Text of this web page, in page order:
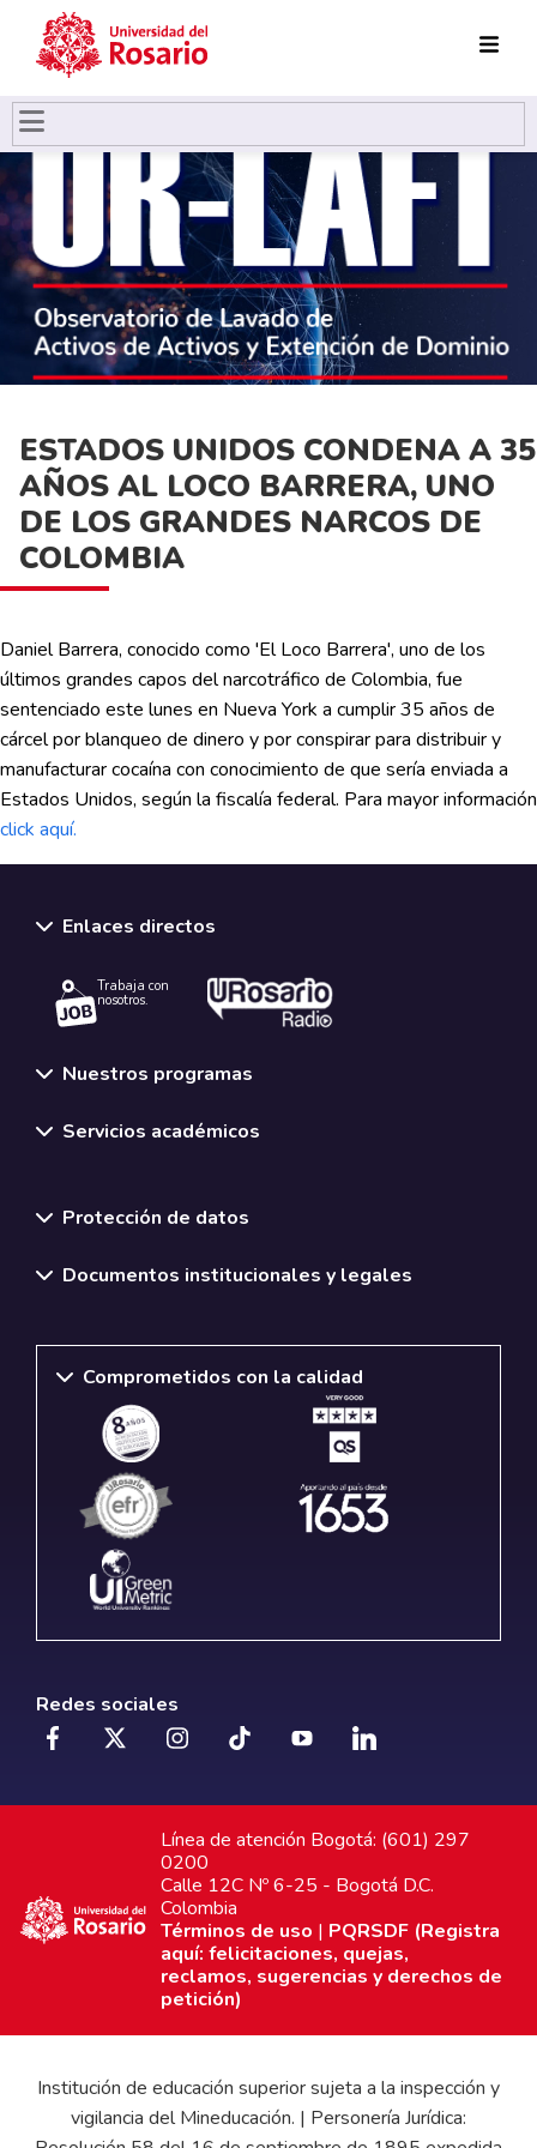
Pasar al contenido principal
ESTADOS UNIDOS CONDENA A 35
AÑOS AL LOCO BARRERA, UNO
DE LOS GRANDES NARCOS DE
COLOMBIA
Daniel Barrera, conocido como 'El Loco Barrera', uno de los
últimos grandes capos del narcotráfico de Colombia, fue
sentenciado este lunes en Nueva York a cumplir 35 años de
cárcel por blanqueo de dinero y por conspirar para distribuir y
manufacturar cocaína con conocimiento de que sería enviada a
Estados Unidos, según la fiscalía federal. Para mayor información
click aquí.
Enlaces directos
Trabaja con
nosotros.
Nuestros programas
Servicios académicos
Protección de datos
Documentos institucionales y legales
Comprometidos con la calidad
Redes sociales
Línea de atención Bogotá: (601) 297
0200
Calle 12C Nº 6-25 - Bogotá D.C.
Colombia
Términos de uso | PQRSDF (Registra
aquí: felicitaciones, quejas,
reclamos, sugerencias y derechos de
petición)
Institución de educación superior sujeta a la inspección y
vigilancia del Mineducación. | Personería Jurídica: